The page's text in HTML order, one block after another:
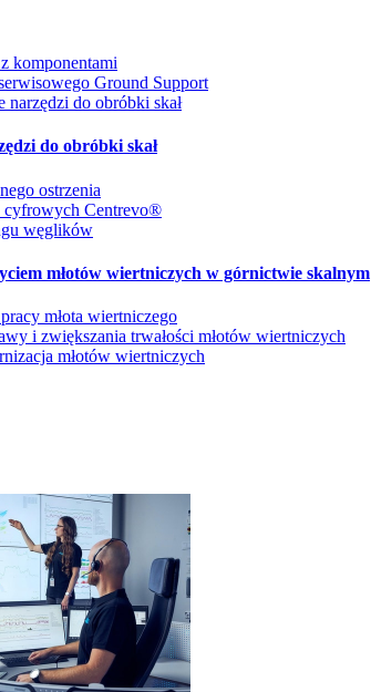
komponentami
Ground Support
narzędzi do obróbki skał
do obróbki skał
ostrzenia
cyfrowych Centrevo®
węglików
młotów wiertniczych w górnictwie skalnym
młota wiertniczego
i zwiększania trwałości młotów wiertniczych
młotów wiertniczych